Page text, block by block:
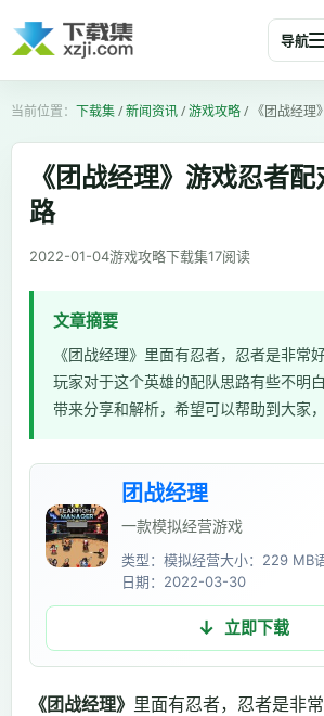
导航
下载集/新闻资讯/游戏攻略/ 《团战经
《团战经理》游戏忍者
路
2022-01-04游戏攻略下载集17阅读
文章摘要
《团战经理》里面有忍者，忍者是非常
玩家对于这个英雄的配队思路有些不明
带来分享和解析，希望可以帮助到大家
团战经理
一款模拟经营游戏
类型：模拟经营大小：229 MB
日期：2022-03-30
立即下载
《团战经理》 里面有忍者，忍者是非